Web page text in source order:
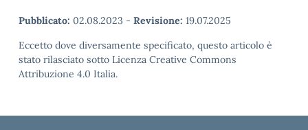
Pubblicato: 02.08.2023 - Revisione: 19.07.2025
Eccetto dove diversamente specificato, questo articolo è
stato rilasciato sotto Licenza Creative Commons
Attribuzione 4.0 Italia.